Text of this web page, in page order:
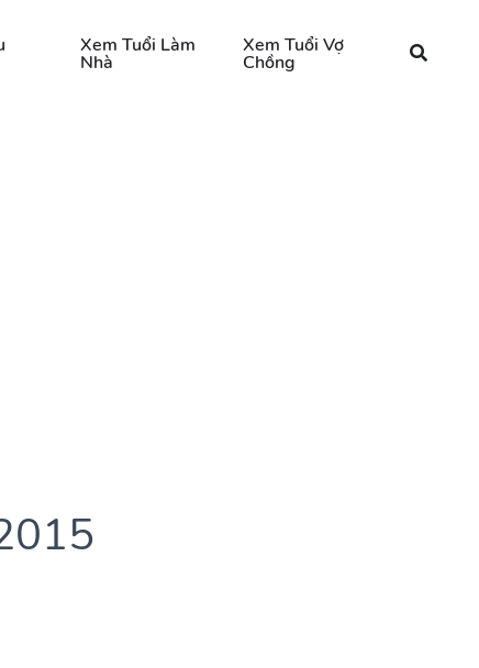
Xem Tuổi Làm
Nhà
Xem Tuổi Vợ
Chồng